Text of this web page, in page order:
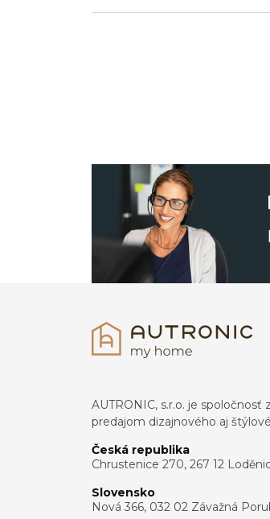
AUTRONIC, s.r.o. je
predajom dizajnového aj
Česká republika
Chrustenice 270, 267 12
Slovensko
Nová 366, 032 02 Závažná